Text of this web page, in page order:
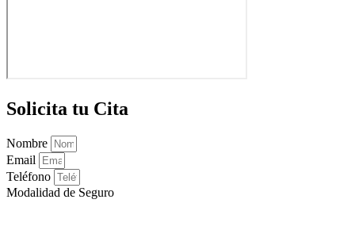
Solicita tu Cita
Nombre
Email
Teléfono
Modalidad de Seguro